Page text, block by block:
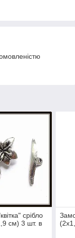
срібло
см) 3 шт. в